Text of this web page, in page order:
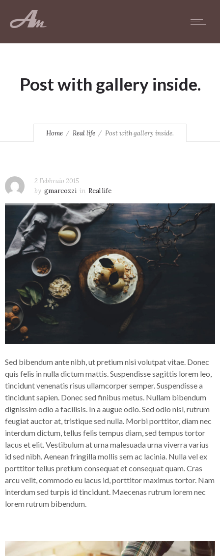
Post with gallery inside.
Home Real life Post with gallery inside.
2 Febbraio 2015
by gmarcozzi in Real life
Sed bibendum ante nibh, ut pretium nisi volutpat vitae. Donec
quis felis in nulla dictum mattis. Suspendisse sagittis lorem leo,
tincidunt venenatis risus ullamcorper semper. Suspendisse a
tincidunt sapien. Donec sed finibus metus. Nullam bibendum
dignissim odio a facilisis. In a augue odio. Sed odio nisl, rutrum
feugiat auctor at, tristique sed nulla. Morbi porttitor, diam nec
interdum dictum, tellus felis tempus diam, sed tempus tortor
lacus et elit. Vestibulum at urna malesuada urna viverra varius
id sed nibh. Aenean fringilla mollis sem ac lacinia. Nulla vel ex
porttitor tellus pretium consequat et consequat quam. Cras
arcu velit, commodo eu lacus id, porttitor maximus tortor. Nam
interdum sed turpis id tincidunt. Maecenas rutrum lorem nec
lorem rutrum bibendum.